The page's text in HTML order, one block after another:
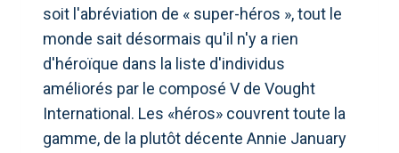
soit l'abréviation de « super-héros », tout le
monde sait désormais qu'il n'y a rien
d'héroïque dans la liste d'individus
améliorés par le composé V de Vought
International. Les «héros» couvrent toute la
gamme, de la plutôt décente Annie January